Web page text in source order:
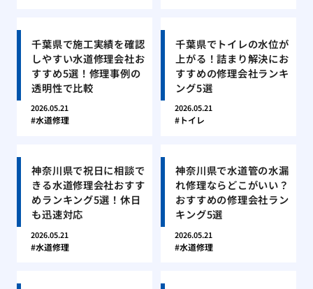
千葉県で施工実績を確認
しやすい水道修理会社お
すすめ5選！修理事例の
透明性で比較
2026.05.21
水道修理
千葉県でトイレの水位が
上がる！詰まり解決にお
すすめの修理会社ランキ
ング5選
2026.05.21
トイレ
神奈川県で祝日に相談で
きる水道修理会社おすす
めランキング5選！休日
も迅速対応
2026.05.21
水道修理
神奈川県で水道管の水漏
れ修理ならどこがいい？
おすすめの修理会社ラン
キング5選
2026.05.21
水道修理